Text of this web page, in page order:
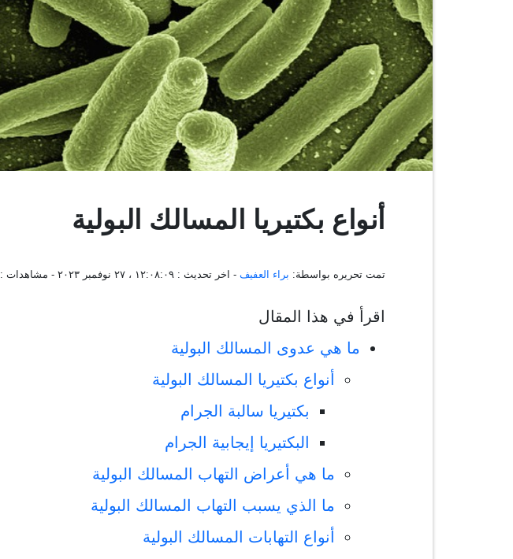
أنواع بكتيريا المسالك البولية
تمت تحريره بواسطة: براء العفيف - اخر تحديث : ١٢:٠٨:٠٩ ، ٢٧ نوفمبر ٢٠٢٣ - مشاهدات :
اقرأ في هذا المقال
ما هي عدوى المسالك البولية
أنواع بكتيريا المسالك البولية
بكتيريا سالبة الجرام
البكتيريا إيجابية الجرام
ما هي أعراض التهاب المسالك البولية
ما الذي يسبب التهاب المسالك البولية
أنواع التهابات المسالك البولية